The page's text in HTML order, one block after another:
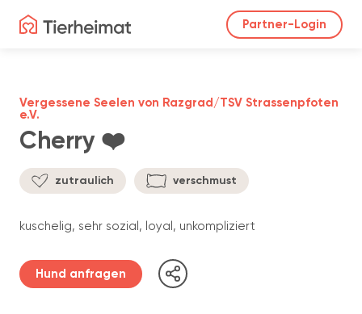
Partner-Login
Cherry ❤️
Vergessene Seelen von Razgrad/TSV Strassenpfoten
e.V.
zutraulich verschmust
kuschelig, sehr sozial, loyal, unkompliziert
Hund anfragen